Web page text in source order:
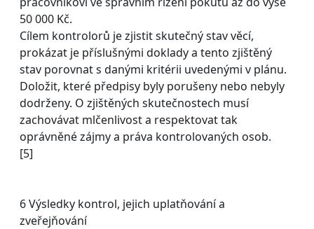
50 000 Kč.
Cílem kontrolorů je zjistit skutečný stav věcí,
prokázat je příslušnými doklady a tento zjištěný
stav porovnat s danými kritérii uvedenými v plánu.
Doložit, které předpisy byly porušeny nebo nebyly
dodrženy. O zjištěných skutečnostech musí
zachovávat mlčenlivost a respektovat tak
oprávněné zájmy a práva kontrolovaných osob.
[5]
6 Výsledky kontrol, jejich uplatňování a
zveřejňování